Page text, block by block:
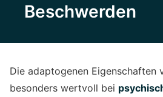
Beschwerden
Die adaptogenen Eigenschaften
besonders wertvoll bei